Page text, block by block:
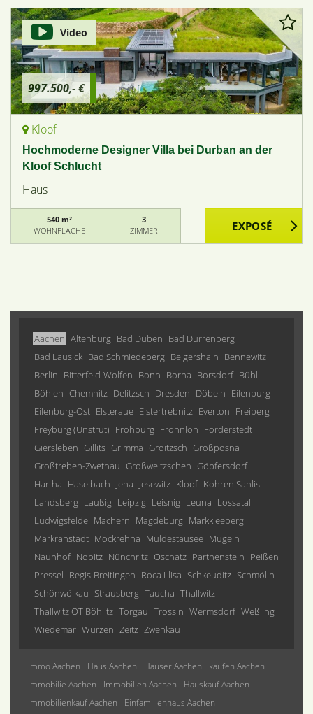
997.500,- €
Video
Kloof
Hochmoderne Designer Villa bei Durban an der
Kloof Schlucht
Haus
540 m²
WOHNFLÄCHE
3
ZIMMER
Aachen Altenburg Bad Düben Bad Dürrenberg
Bad Lausick Bad Schmiedeberg Belgershain Bennewitz
Berlin Bitterfeld-Wolfen Bonn Borna Borsdorf Bühl
Böhlen Chemnitz Delitzsch Dresden Döbeln Eilenburg
Eilenburg-Ost Elsteraue Elstertrebnitz Everton Freiberg
Freyburg (Unstrut) Frohburg Frohnloh Förderstedt
Giersleben Gillits Grimma Groitzsch Großpösna
Großtreben-Zwethau Großweitzschen Göpfersdorf
Hartha Haselbach Jena Jesewitz Kloof Kohren Sahlis
Landsberg Laußig Leipzig Leisnig Leuna Lossatal
Ludwigsfelde Machern Magdeburg Markkleeberg
Markranstädt Mockrehna Muldestausee Mügeln
Naunhof Nobitz Nünchritz Oschatz Parthenstein Peißen
Pressel Regis-Breitingen Roca Llisa Schkeuditz Schmölln
Schönwölkau Strausberg Taucha Thallwitz
Thallwitz OT Böhlitz Torgau Trossin Wermsdorf Weßling
Wiedemar Wurzen Zeitz Zwenkau
Immo Aachen Haus Aachen Häuser Aachen
kaufen Aachen
Immobilie Aachen
Immobilien Aachen
Hauskauf Aachen
Immobilienkauf Aachen
Einfamilienhaus Aachen